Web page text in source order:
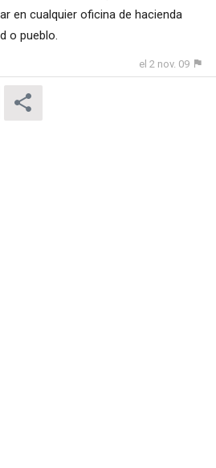
en cualquier oficina de hacienda
o pueblo.
el 2 nov. 09